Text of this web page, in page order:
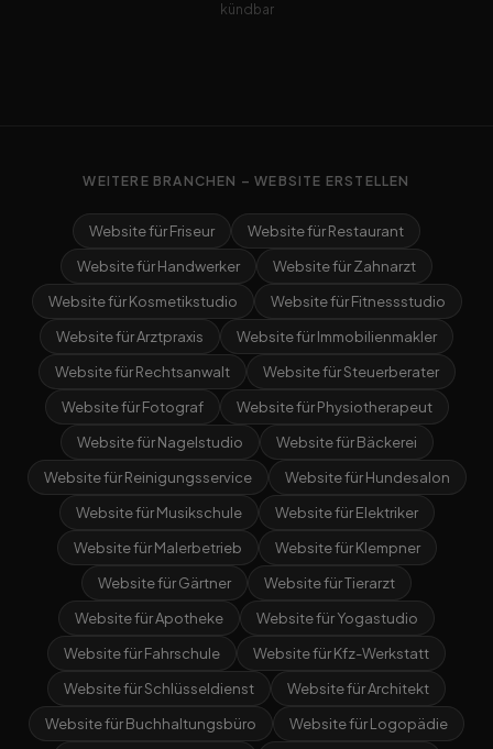
kündbar
WEITERE BRANCHEN – WEBSITE ERSTELLEN
Website für Friseur
Website für Restaurant
Website für Handwerker
Website für Zahnarzt
Website für Kosmetikstudio
Website für Fitnessstudio
Website für Arztpraxis
Website für Immobilienmakler
Website für Rechtsanwalt
Website für Steuerberater
Website für Fotograf
Website für Physiotherapeut
Website für Nagelstudio
Website für Bäckerei
Website für Reinigungsservice
Website für Hundesalon
Website für Musikschule
Website für Elektriker
Website für Malerbetrieb
Website für Klempner
Website für Gärtner
Website für Tierarzt
Website für Apotheke
Website für Yogastudio
Website für Fahrschule
Website für Kfz-Werkstatt
Website für Schlüsseldienst
Website für Architekt
Website für Buchhaltungsbüro
Website für Logopädie